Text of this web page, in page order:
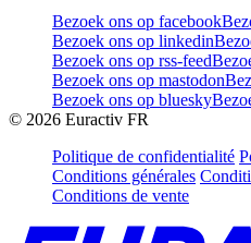
Bezoek ons op facebook
Bezoek ons op linkedin
Bezoek ons op rss-feed
Bezoek ons op mastodon
Bezoek ons op bluesky
© 2026 Euractiv FR
Politique de confidentialité
Conditions générales
Conditions de vente